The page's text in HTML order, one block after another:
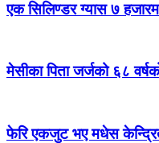
एक सिलिण्डर ग्यास ७
मेसीका पिता जर्जको ६८
फेरि एकजुट भए मधेस केन्द्रित